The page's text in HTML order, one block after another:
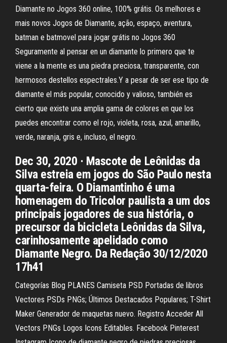
Diamante no Jogos 360 online, 100% grátis. Os melhores e
mais novos Jogos de Diamante, ação, espaço, aventura,
batman e batmovel para jogar grátis no Jogos 360
Seguramente al pensar en un diamante lo primero que te
viene a la mente es una piedra preciosa, transparente, con
hermosos destellos espectrales.Y a pesar de ser ese tipo de
diamante el más popular, conocido y valioso, también es
cierto que existe una amplia gama de colores en que los
puedes encontrar como el rojo, violeta, rosa, azul, amarillo,
verde, naranja, gris e, incluso, el negro.
Dec 30, 2020 · Mascote de Leônidas da
Silva estreia em jogos do São Paulo nesta
quarta-feira. O Diamantinho é uma
homenagem do Tricolor paulista a um dos
principais jogadores de sua história, o
precursor da bicicleta Leônidas da Silva,
carinhosamente apelidado como
Diamante Negro. Da Redação 30/12/2020
17h41
Categorías Blog PLANES Camiseta PSD Portadas de libros
Vectores PSDs PNGs; Últimos Destacados Populares; T-Shirt
Maker Generador de maquetas nuevo. Registro Acceder All
Vectors PNGs Logos Icons Editables. Facebook Pinterest